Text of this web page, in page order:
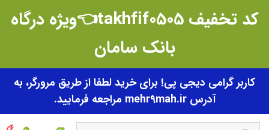
کد تخفیف takhfif0505👈ویژه درگاه
بانک سامان
کاربر گرامی دیجی پی! برای خرید لطفا از طریق مرورگر، به
آدرس mehr9mah.ir مراجعه فرمایید.